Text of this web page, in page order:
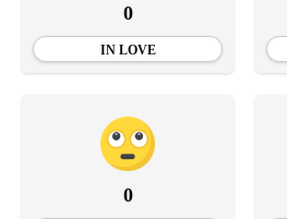
0
IN LOVE
0